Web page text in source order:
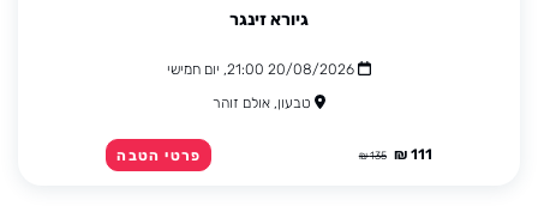
גיורא זינגר
20/08/2026 21:00, יום חמישי
טבעון, אולם זוהר
111 ₪
135 ₪ פרטי הטבה